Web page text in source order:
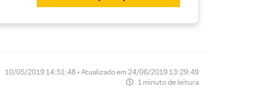
10/05/2019 14:51:48 • Atualizado em 24/06/2019 13:29:49
1 minuto de leitura